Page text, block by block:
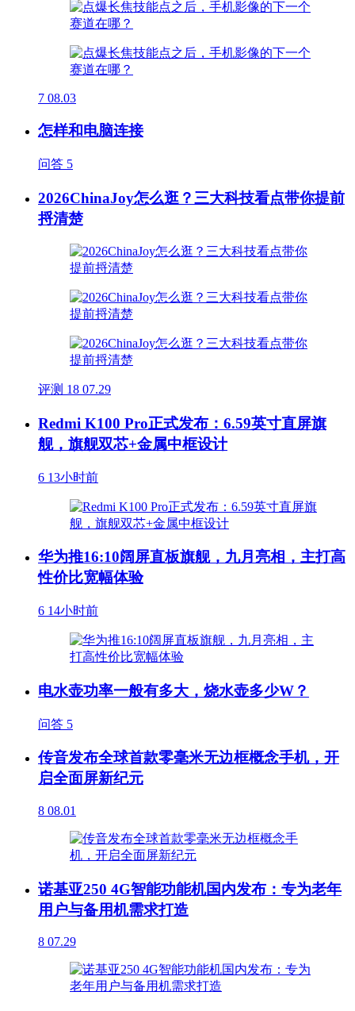
7 08.03
怎样和电脑连接
问答 5
2026ChinaJoy怎么逛？三大科技看点带你提前
捋清楚
评测 18 07.29
Redmi K100 Pro正式发布：6.59英寸直屏旗
舰，旗舰双芯+金属中框设计
6 13小时前
华为推16:10阔屏直板旗舰，九月亮相，主打高
性价比宽幅体验
6 14小时前
电水壶功率一般有多大，烧水壶多少W？
问答 5
传音发布全球首款零毫米无边框概念手机，开
启全面屏新纪元
8 08.01
诺基亚250 4G智能功能机国内发布：专为老年
用户与备用机需求打造
8 07.29